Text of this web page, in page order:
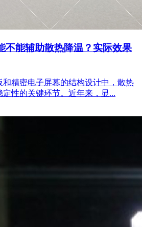
不能辅助散热降温？实际效果
精密电子屏幕的结构设计中，散热
性的关键环节。近年来，显...